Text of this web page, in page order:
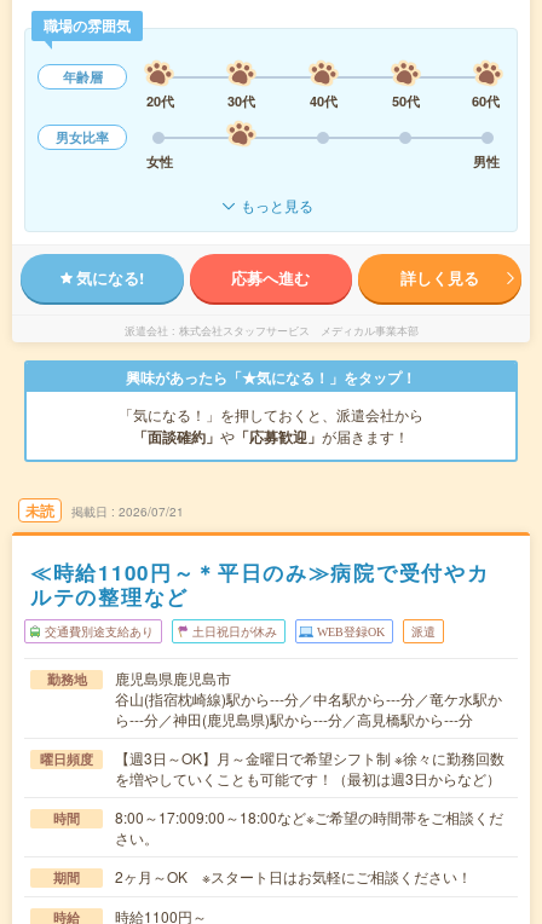
職場の雰囲気
年齢層
20代
30代 40代 50代
60代
男女比率
女性
男性
もっと見る
気になる! 応募へ進む 詳しく見る
派遣会社 株式会社スタッフサービス メディカル事業本部
興味があったら「★気になる！」をタップ！
「気になる！」を押しておくと、派遣会社から
「面談確約」 や 「応募歓迎」 が届きます！
未読 掲載日 2026/07/21
≪時給1100円～＊平日のみ≫病院で受付やカ
ルテの整理など
交通費別途支給あり 土日祝日が休み WEB登録OK 派遣
勤務地
鹿児島県鹿児島市
谷山(指宿枕崎線)駅から---分／中名駅から---分／竜ケ水駅か
ら---分／神田(鹿児島県)駅から---分／高見橋駅から---分
曜日頻度
【週3日～OK】月～金曜日で希望シフト制 ※徐々に勤務回数
を増やしていくことも可能です！（最初は週3日からなど）
時間
8:00～17:009:00～18:00など※ご希望の時間帯をご相談くだ
さい。
期間 2ヶ月～OK ※スタート日はお気軽にご相談ください！
時給 時給1100円～